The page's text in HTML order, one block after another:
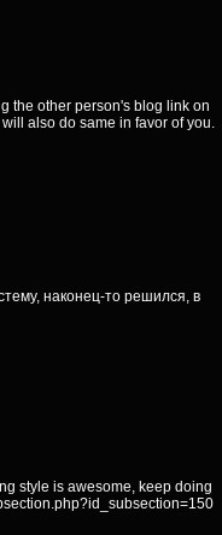
the other person's blog link on
also do same in favor of you.
наконец-то решился, в
style is awesome, keep doing